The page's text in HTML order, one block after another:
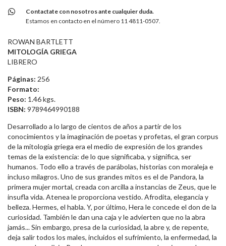
Contactate con nosotros ante cualquier duda.
Estamos en contacto en el número 11 4811-0507.
ROWAN BARTLETT
MITOLOGÍA GRIEGA
LIBRERO
Páginas: 256
Formato:
Peso: 1.46 kgs.
ISBN: 9789464990188
Desarrollado a lo largo de cientos de años a partir de los
conocimientos y la imaginación de poetas y profetas, el gran corpus
de la mitología griega era el medio de expresión de los grandes
temas de la existencia: de lo que significaba, y significa, ser
humanos. Todo ello a través de parábolas, historias con moraleja e
incluso milagros. Uno de sus grandes mitos es el de Pandora, la
primera mujer mortal, creada con arcilla a instancias de Zeus, que le
insufla vida. Atenea le proporciona vestido. Afrodita, elegancia y
belleza. Hermes, el habla. Y, por último, Hera le concede el don de la
curiosidad. También le dan una caja y le advierten que no la abra
jamás... Sin embargo, presa de la curiosidad, la abre y, de repente,
deja salir todos los males, incluidos el sufrimiento, la enfermedad, la